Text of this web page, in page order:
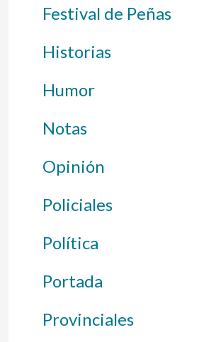
Festival de Peñas
Historias
Humor
Notas
Opinión
Policiales
Política
Portada
Provinciales